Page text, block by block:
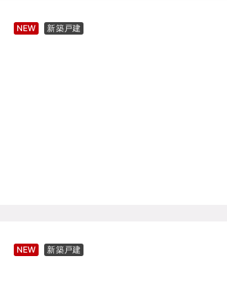
NEW 新築戸建
NEW 新築戸建